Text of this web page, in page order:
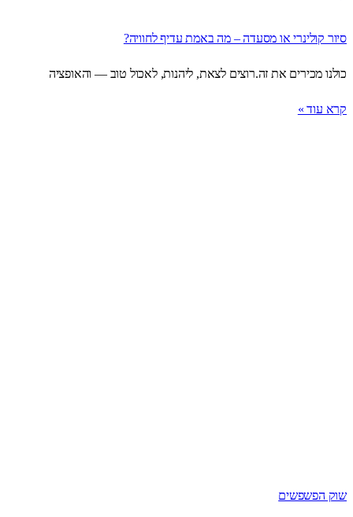
סיור קולינרי או מסעדה – מה באמת עדיף לחוויה?
כולנו מכירים את זה.רוצים לצאת, ליהנות, לאכול טוב — והאופציה
קרא עוד »
שוק הפשפשים